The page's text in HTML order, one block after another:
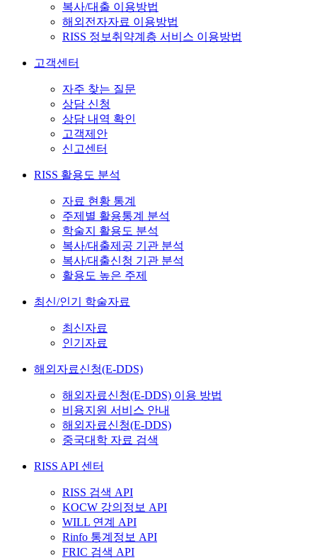
복사/대출 이용방법
해외전자자료 이용방법
RISS 정보취약계층 서비스 이용방법
고객센터
자주 찾는 질문
상담 신청
상담 내역 확인
고객제안
신고센터
RISS 활용도 분석
자료 현황 통계
주제별 활용통계 분석
학술지 활용도 분석
복사/대출제공 기관 분석
복사/대출신청 기관 분석
활용도 높은 주제
최신/인기 학술자료
최신자료
인기자료
해외자료신청(E-DDS)
해외자료신청(E-DDS) 이용 방법
비용지원 서비스 안내
해외자료신청(E-DDS)
중국대학 자료 검색
RISS API 센터
RISS 검색 API
KOCW 강의정보 API
WILL 연계 API
Rinfo 통계정보 API
FRIC 검색 API